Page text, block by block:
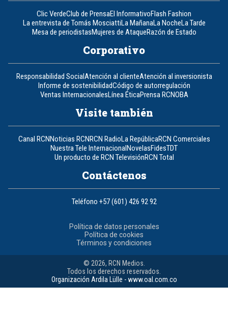
Clic VerdeClub de PrensaEl InformativoFlash Fashion
La entrevista de Tomás MosciattiLa MañanaLa NocheLa Tarde
Mesa de periodistasMujeres de AtaqueRazón de Estado
Corporativo
Responsabilidad SocialAtención al clienteAtención al inversionista
Informe de sostenibilidadCódigo de autorregulación
Ventas InternacionalesLínea ÉticaPrensa RCNOBA
Visite también
Canal RCNNoticias RCNRCN RadioLa RepúblicaRCN Comerciales
Nuestra Tele InternacionalNovelasFidesTDT
Un producto de RCN TelevisiónRCN Total
Contáctenos
Teléfono +57 (601) 426 92 92
Política de datos personales
Política de cookies
Términos y condiciones
© 2026, RCN Medios.
Todos los derechos reservados.
Organización Ardila Lülle - www.oal.com.co